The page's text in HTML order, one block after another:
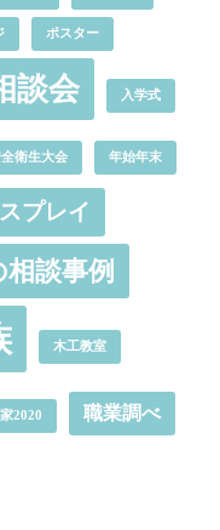
ポスター
談会 入学式
衛生大会 年始年末
プレイ
談事例
木工教室
2020 職業調べ